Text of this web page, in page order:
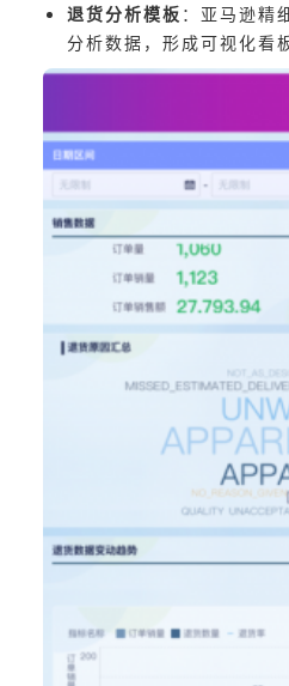
退货分析模板 ：亚马逊精
分析数据，形成可视化看